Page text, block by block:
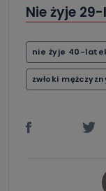
Nie żyje
nie żyje 40-
zwłoki